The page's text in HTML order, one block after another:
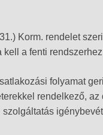
Korm. rendelet
a fenti
folyamat
rendelkező,